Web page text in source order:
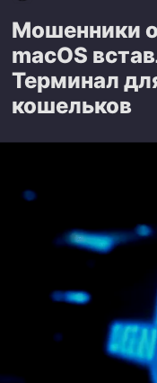
Мошенники
macOS
Терминал
кошельков